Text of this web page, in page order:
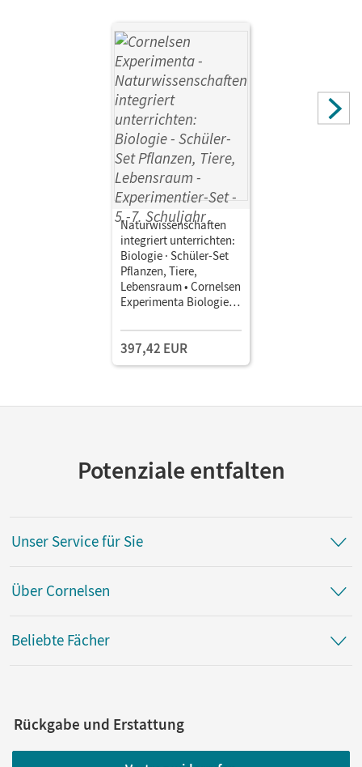
Naturwissenschaften
integriert unterrichten:
Biologie · Schüler-Set
Pflanzen, Tiere,
Lebensraum • Cornelsen
Experimenta Biologie ·
Experimentier-Set
397,42 EUR
Potenziale entfalten
Unser Service für Sie
Über Cornelsen
Beliebte Fächer
Rückgabe und Erstattung